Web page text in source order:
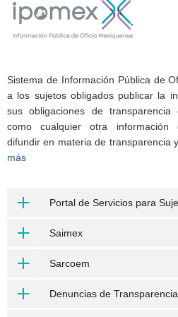
Sistema de Información Pública de
a los sujetos obligados publicar la
sus obligaciones de
como cualquier otra información
difundir en materia de transparencia
más
Portal de Servicios para
Saimex
Sarcoem
Denuncias de